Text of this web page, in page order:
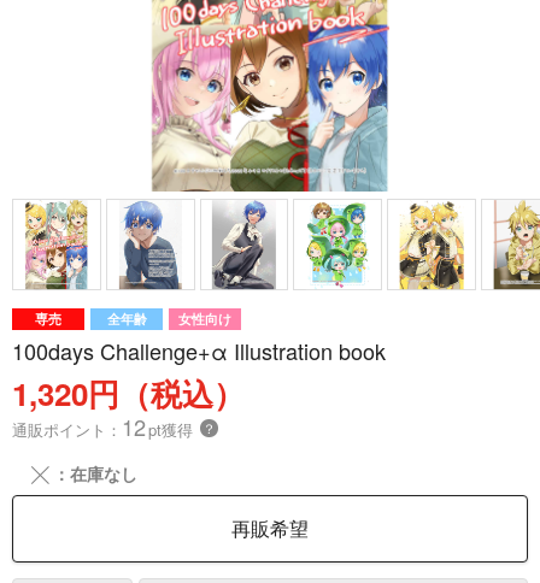
専売 全年齢 女性向け
100days Challenge+α Illustration book
1,320円（税込）
通販ポイント： 12pt獲得 ？
╳ ：在庫なし
再販希望